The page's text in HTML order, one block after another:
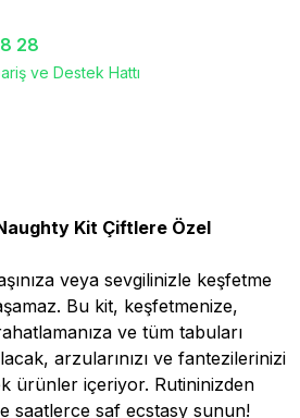
28
ve Destek Hattı
Kit Çiftlere Özel
veya sevgilinizle keşfetme
Bu kit, keşfetmenize,
ve tüm tabuları
arzularınızı ve fantezilerinizi
ürünler içeriyor. Rutininizden
saatlerce saf ecstasy sunun!